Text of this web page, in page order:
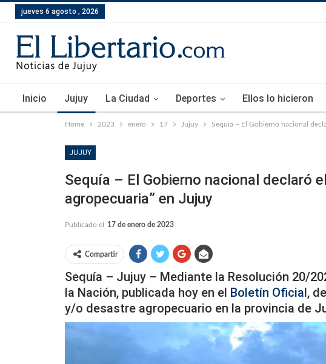
jueves 6 agosto , 2026
Inicio Jujuy La Ciudad Deportes Ellos lo hicieron
Home 2023 enero 17 Jujuy Sequía – El Gobierno nacional
JUJUY
Sequía – El Gobierno nacional declaró
agropecuaria” en Jujuy
Publicado el 17 de enero de 2023
Compartir
Sequía – Jujuy – Mediante la Resolución 20/
la Nación, publicada hoy en el Boletín Oficial,
y/o desastre agropecuario en la provincia de